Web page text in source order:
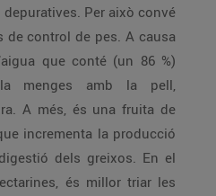
Per això convé
de control de pes. A causa
que conté (un 86 %)
menges amb la pell,
A més, és una fruita de
incrementa la producció
dels greixos. En el
és millor triar les